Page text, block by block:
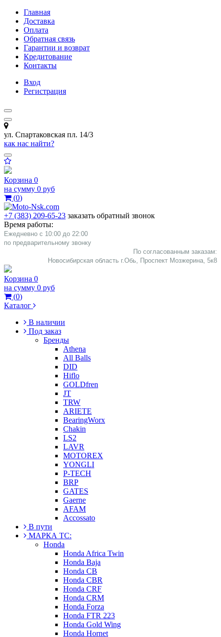
Главная
Доставка
Оплата
Обратная связь
Гарантии и возврат
Кредитование
Контакты
Вход
Регистрация
ул. Спартаковская пл. 14/3
как нас найти?
Корзина 0
на сумму 0 руб
(0)
+7 (383) 209-65-23 заказать обратный звонок
Время работы:
Ежедневно с 10:00 до 22:00
​по предварительному звонку
По согласованным заказам:
Новосибирская область г.Обь, Проспект Мозжерина, 5к8​
Корзина 0
на сумму 0 руб
(0)
Каталог
В наличии
Под заказ
Бренды
Athena
All Balls
DID
Hiflo
GOLDfren
JT
TRW
ARIETE
BearingWorx
Chakin
LS2
LAVR
MOTOREX
YONGLI
P-TECH
BRP
GATES
Gaerne
AFAM
Accossato
В пути
МАРКА ТС:
Honda
Honda Africa Twin
Honda Baja
Honda CB
Honda CBR
Honda CRF
Honda CRM
Honda Forza
Honda FTR 223
Honda Gold Wing
Honda Hornet